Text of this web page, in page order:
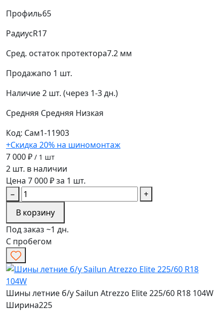
Профиль65
РадиусR17
Сред. остаток протектора7.2 мм
Продажапо 1 шт.
Наличие2 шт. (через 1-3 дн.)
Средняя Средняя Низкая
Код: Сам1-11903
+Скидка 20% на шиномонтаж
7 000 ₽ / 1 шт
2 шт. в наличии
Цена 7 000 ₽ за 1 шт.
−
+
В корзину
Под заказ ~1 дн.
С пробегом
Шины летние б/у Sailun Atrezzo Elite 225/60 R18 104W
Ширина225